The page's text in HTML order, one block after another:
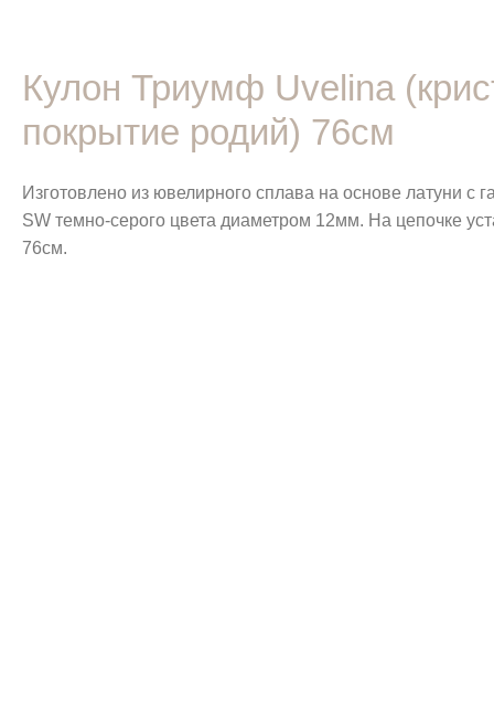
Кулон Триумф Uvelina
покрытие родий) 76см
Изготовлено из ювелирного сплава на основе латуни
SW темно-серого цвета диаметром 12мм. На цепочке
76см.